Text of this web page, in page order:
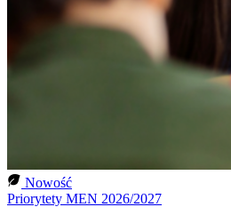
Nowość
Priorytety MEN 2026/2027